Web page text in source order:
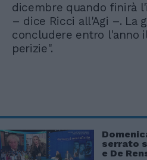
dicembre quando finirà
– dice Ricci all'Agi –. La
concludere entro l'anno
perizie".
serrato
e De